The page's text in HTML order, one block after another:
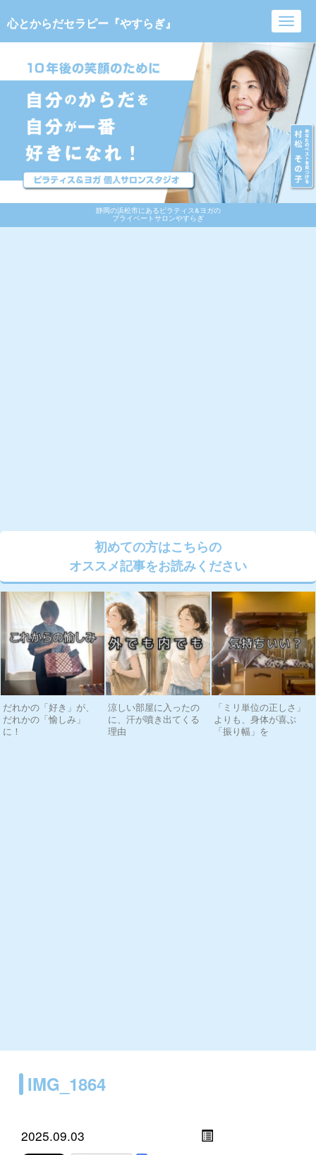
静岡の浜松市にあるピラティス&ヨガの
プライベートサロンやすらぎ
心とからだセラピー『やすらぎ』
初めての方はこちらの
オススメ記事をお読みください
だれかの「好き」が、
だれかの「愉しみ」
に！
涼しい部屋に入ったの
に、汗が噴き出てくる
理由
「ミリ単位の正しさ」
よりも、身体が喜ぶ
「振り幅」を
IMG_1864
2025.09.03